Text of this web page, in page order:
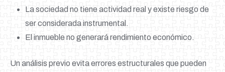
La sociedad no tiene actividad real y existe riesgo de
ser considerada instrumental.
El inmueble no generará rendimiento económico.
Un análisis previo evita errores estructurales que pueden